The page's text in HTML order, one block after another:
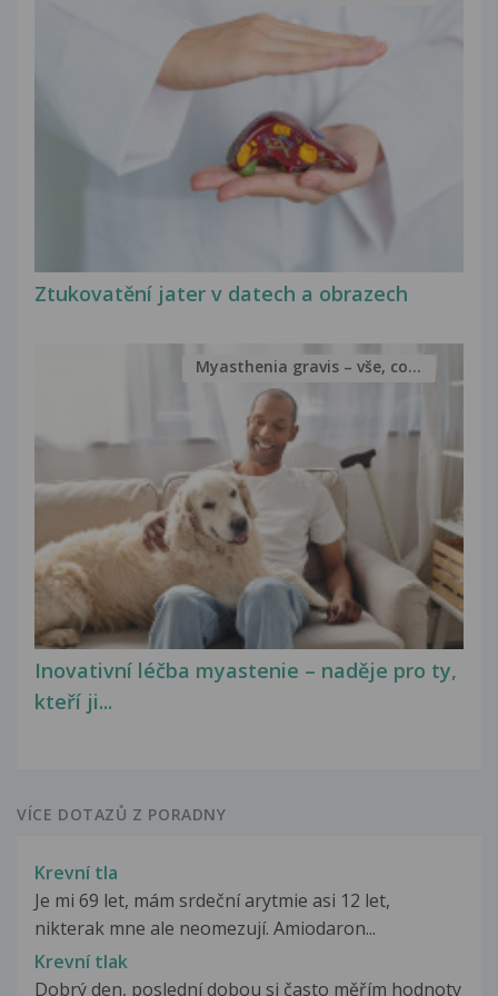
Ztukovatění jater v datech a obrazech
Inovativní léčba myastenie – naděje pro ty,
kteří ji...
Myasthenia gravis – vše, co...
VÍCE DOTAZŮ Z PORADNY
Krevní tla
Je mi 69 let, mám srdeční arytmie asi 12 let,
nikterak mne ale neomezují. Amiodaron...
Krevní tlak
Dobrý den, poslední dobou si často měřím hodnoty